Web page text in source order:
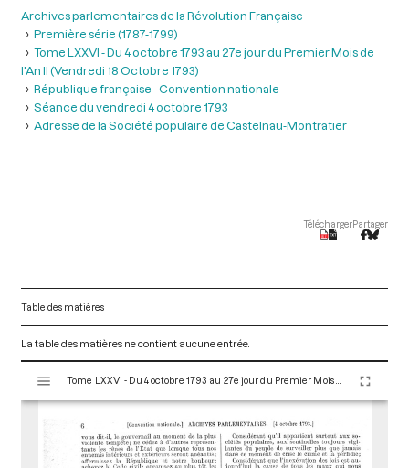
Archives parlementaires de la Révolution Française
Première série (1787-1799)
Tome LXXVI - Du 4 octobre 1793 au 27e jour du Premier Mois de
l'An II (Vendredi 18 Octobre 1793)
République française - Convention nationale
Séance du vendredi 4 octobre 1793
Adresse de la Société populaire de Castelnau-Montratier
TéléchargerPartager
Table des matières
La table des matières ne contient aucune entrée.
s